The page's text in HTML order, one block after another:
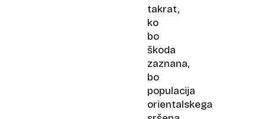
takrat,
ko
bo
škoda
zaznana,
bo
populacija
orientalskega